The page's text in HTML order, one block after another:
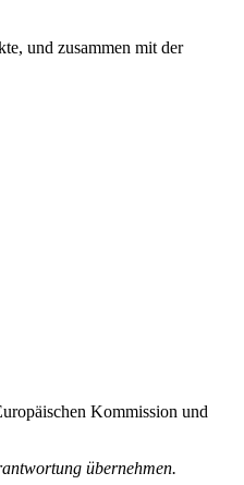
und zusammen mit der
Kommission und
übernehmen.